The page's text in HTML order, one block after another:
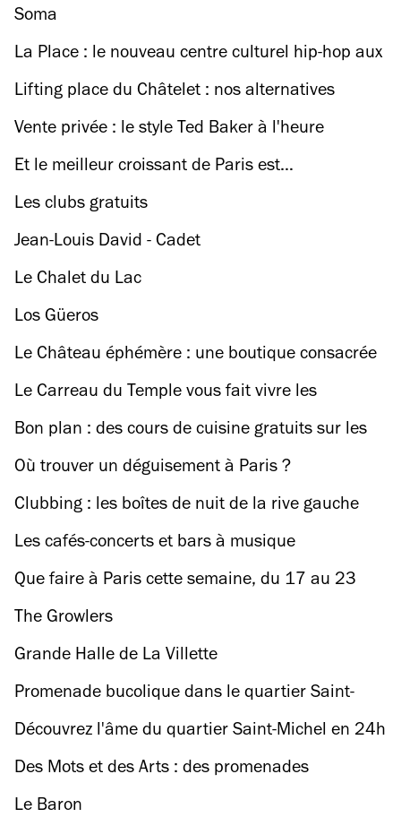
ans
Soma
La Place : le nouveau centre culturel hip-hop aux
Halles
Lifting place du Châtelet : nos alternatives
Vente privée : le style Ted Baker à l'heure
française
Et le meilleur croissant de Paris est…
Les clubs gratuits
Jean-Louis David - Cadet
Le Chalet du Lac
Los Güeros
Le Château éphémère : une boutique consacrée
à l’univers Ghibli débarque à Paris
Le Carreau du Temple vous fait vivre les
élections américaines en direct
Bon plan : des cours de cuisine gratuits sur les
marchés de Paris
Où trouver un déguisement à Paris ?
Clubbing : les boîtes de nuit de la rive gauche
Les cafés-concerts et bars à musique
Que faire à Paris cette semaine, du 17 au 23
octobre ?
The Growlers
Grande Halle de La Villette
Promenade bucolique dans le quartier Saint-
Blaise à Paris
Découvrez l'âme du quartier Saint-Michel en 24h
Des Mots et des Arts : des promenades
commentées de Paris
Le Baron